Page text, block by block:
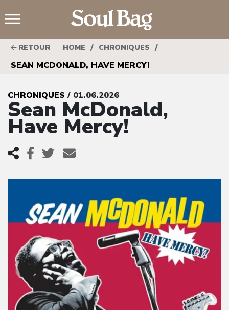
RETOUR HOME / CHRONIQUES /
SEAN MCDONALD, HAVE MERCY!
CHRONIQUES / 01.06.2026
Sean McDonald,
Have Mercy!